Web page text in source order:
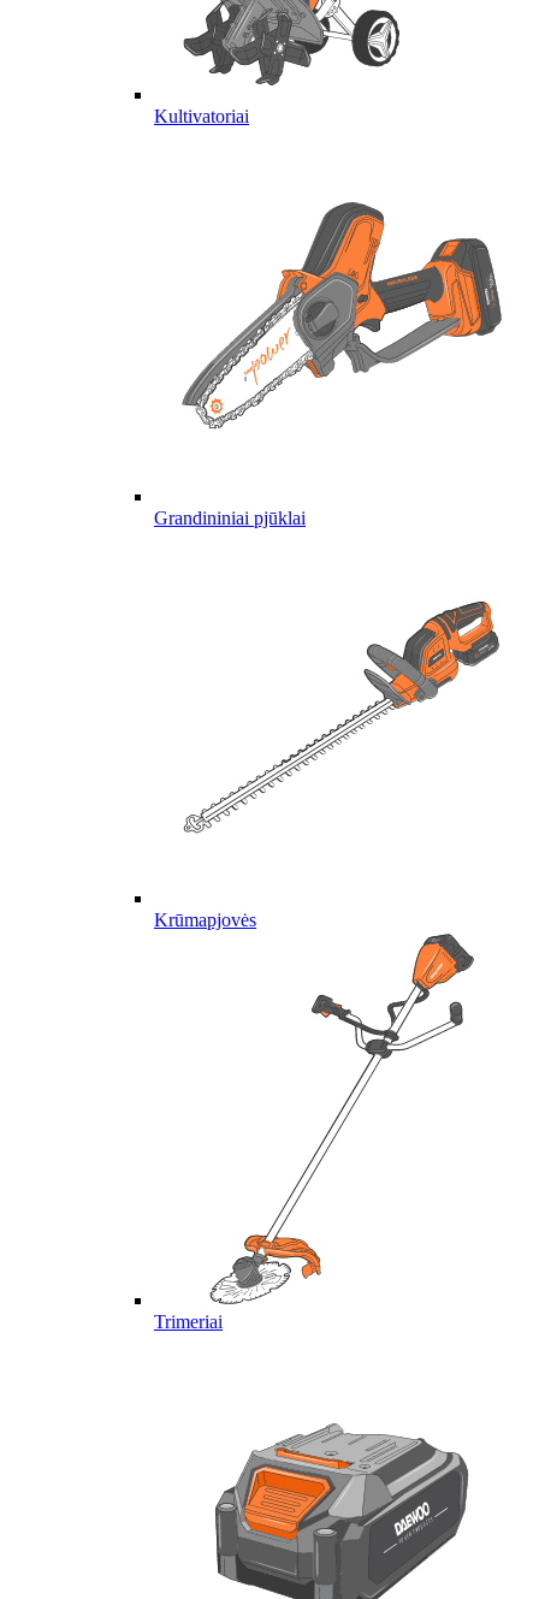
Kultivatoriai
Grandininiai pjūklai
Krūmapjovės
Trimeriai